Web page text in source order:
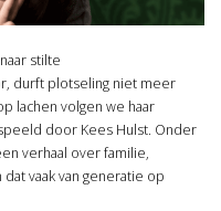
stilte
durft plotseling niet meer
lachen volgen we haar
door Kees Hulst. Onder
verhaal over familie,
vaak van generatie op